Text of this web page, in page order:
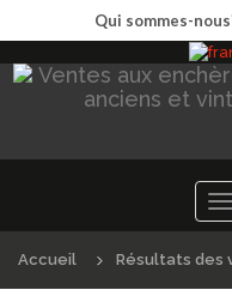
Qui sommes-
Accueil Résultats des